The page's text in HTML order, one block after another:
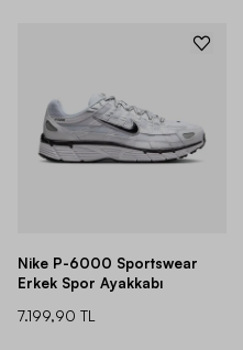
Nike P-6000 Sportswear
Erkek Spor Ayakkabı
7.199,90 TL